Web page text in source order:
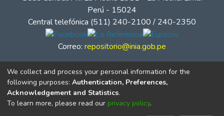
representadas por 359 colecciones. En
esas colecciones se observaron 17
características asociadas a cuatro
componentes principales. Los cuatro
componentes constituyen las variables
sobre las cuales se realizó el análisis de
grupos. Como resultado, en la Sierra Central
del Perú se determinaron 12 grupos
raciales de maíz.
Perú - 15024
Central telefónica (511) 240-2100 / 240-2350
Correo: repositorio@inia.gob.pe
We collect and process your personal information for the
following purposes: Authentication, Preferences,
Acknowledgement and Statistics.
To learn more, please read our privacy policy.